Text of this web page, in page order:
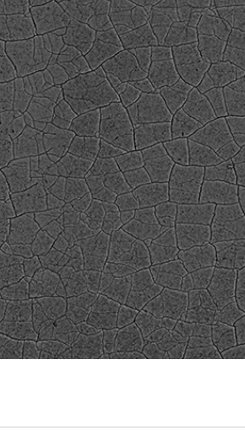
Korujen valokuvien muokkaus